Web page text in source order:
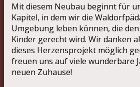
Mit diesem Neubau beginnt für
Kapitel, in dem wir die
Umgebung leben können, die
Kinder gerecht wird. Wir danken
dieses Herzensprojekt möglich
freuen uns auf viele wunderbare
neuen Zuhause!